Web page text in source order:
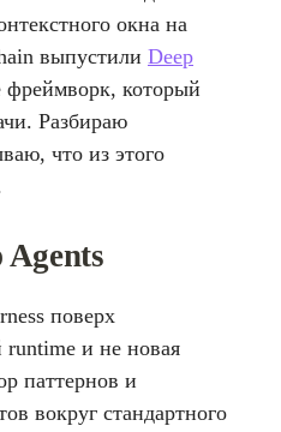
окна на
выпустили Deep
который
Разбираю
что из этого
Agents
поверх
и не новая
паттернов и
вокруг стандартного